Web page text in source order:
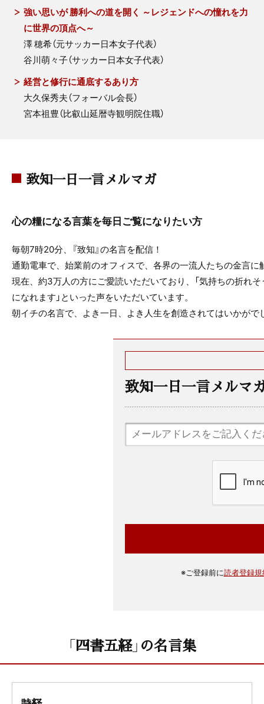
強い思いが 勝利への道を開く ～レジェンドへの憧れを力
に世界の頂点へ～
澤 穂希（元サッカー日本女子代表）
谷川萌々子（サッカー日本女子代表）
経営と修行に通底するあり方
大久保秀夫（フォーバル会長）
宮本祖豊（比叡山延暦寺観明院住職）
致知一日一言メルマガ
心の糧になる言葉を毎日ご覧になりたい方
毎朝7時20分、『致知』の名言を配信！
通勤電車で、始業前のオフィスで、各界の一流人たちの金言
現在、約3万人の方にご愛読いただいており、「気持ちの折れ
になれます」といった声をいただいています。
朝イチの名言で、よき一日、よき人生を創造されてはいかがで
致知一日一言メルマ
※ご登録前に読者登録規
「四書五経」の名言集